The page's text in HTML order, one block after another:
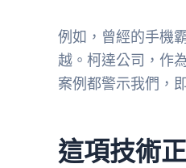
例如，曾經的手機
越。柯達公司，作
案例都警示我們，
這項技術